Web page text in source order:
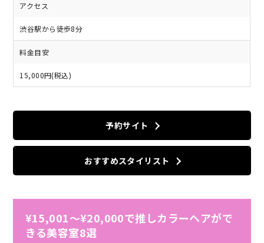
アクセス
渋谷駅から徒歩8分
料金目安
15,000円(税込)
予約サイト
おすすめスタイリスト
¥15,001～¥20,000で推しカラーヘアがで
きる美容室8選